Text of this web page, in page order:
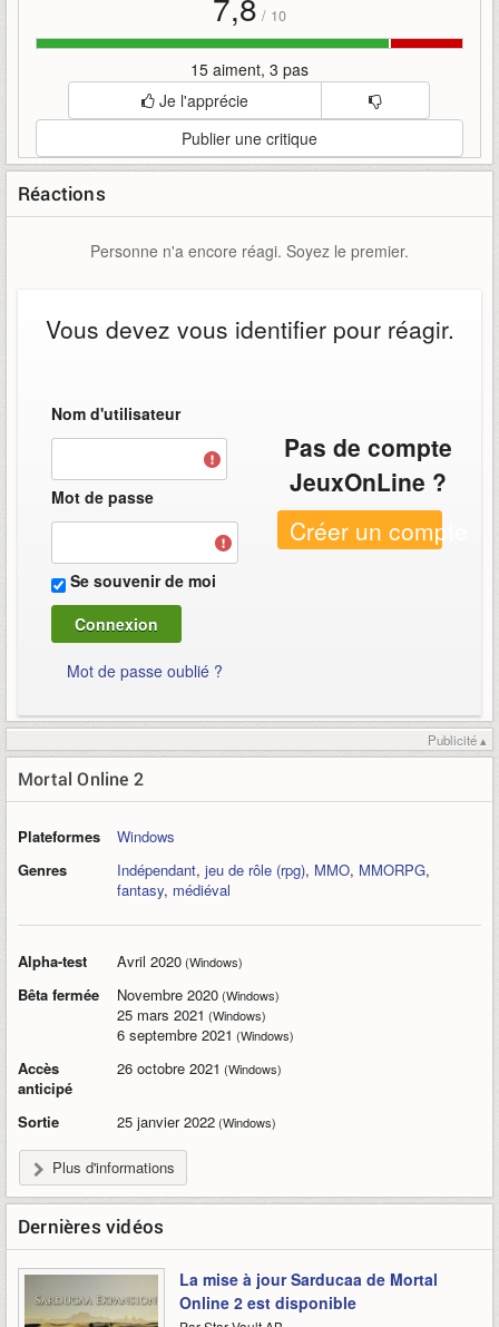
/ 10
15 aiment, 3 pas
Je l'apprécie
Publier une critique
Réactions
Personne n'a encore réagi. Soyez le premier.
Vous devez vous identifier pour réagir.
Nom d'utilisateur
Mot de passe
Se souvenir de moi
Mot de passe oublié ?
Pas de compte
JeuxOnLine ?
Créer un compte
Publicité ▴
Mortal Online 2
Plateformes
Windows
Genres
Indépendant, jeu de rôle (rpg), MMO, MMORPG,
fantasy, médiéval
Alpha-test Avril 2020(Windows)
Bêta fermée Novembre 2020(Windows)
25 mars 2021 (Windows)
6 septembre 2021 (Windows)
Accès
anticipé
26 octobre 2021 (Windows)
Sortie 25 janvier 2022(Windows)
Plus d'informations
Dernières vidéos
La mise à jour Sarducaa de Mortal
Online 2 est disponible